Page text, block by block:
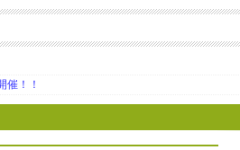
催！！